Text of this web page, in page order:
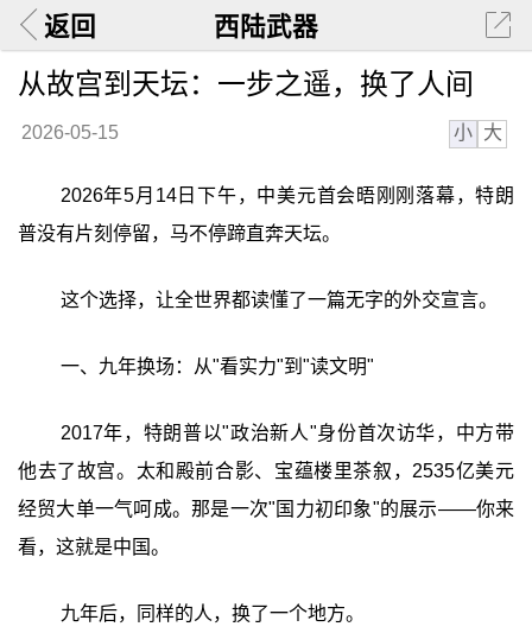
返回 西陆武器
从故宫到天坛：一步之遥，换了人间
2026-05-15 小 大
2026年5月14日下午，中美元首会晤刚刚落幕，特朗
普没有片刻停留，马不停蹄直奔天坛。
这个选择，让全世界都读懂了一篇无字的外交宣言。
一、九年换场：从"看实力"到"读文明"
2017年，特朗普以"政治新人"身份首次访华，中方带
他去了故宫。太和殿前合影、宝蕴楼里茶叙，2535亿美元
经贸大单一气呵成。那是一次"国力初印象"的展示——你来
看，这就是中国。
九年后，同样的人，换了一个地方。